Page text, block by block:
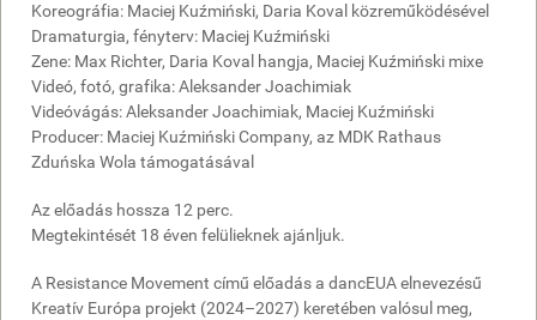
Koreográfia: Maciej Kuźmiński, Daria Koval közreműködésével
Dramaturgia, fényterv: Maciej Kuźmiński
Zene: Max Richter, Daria Koval hangja, Maciej Kuźmiński mixe
Videó, fotó, grafika: Aleksander Joachimiak
Videóvágás: Aleksander Joachimiak, Maciej Kuźmiński
Producer: Maciej Kuźmiński Company, az MDK Rathaus
Zduńska Wola támogatásával
Az előadás hossza 12 perc.
Megtekintését 18 éven felülieknek ajánljuk.
A Resistance Movement című előadás a dancEUA elnevezésű
Kreatív Európa projekt (2024–2027) keretében valósul meg,